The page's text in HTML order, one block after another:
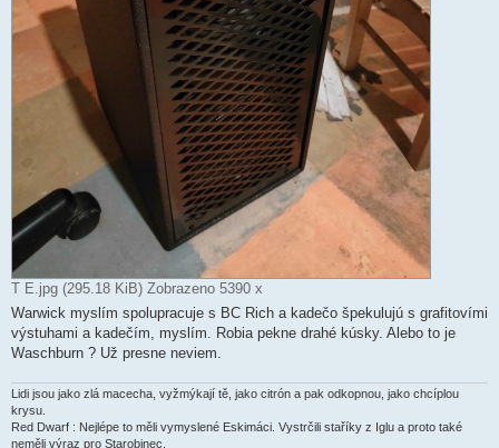
T E.jpg (295.18 KiB) Zobrazeno 5390 x
Warwick myslím spolupracuje s BC Rich a kadečo špekulujú s grafitovími
výstuhami a kadečím, myslím. Robia pekne drahé kúsky. Alebo to je
Waschburn ? Už presne neviem.
Lidi jsou jako zlá macecha, vyžmýkají tě, jako citrón a pak odkopnou, jako chcíplou
krysu.
Red Dwarf : Nejlépe to měli vymyslené Eskimáci. Vystrčili staříky z Iglu a proto také
neměli výraz pro Starobinec.